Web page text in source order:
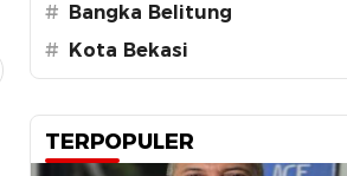
# Bangka Belitung
# Kota Bekasi
TERPOPULER